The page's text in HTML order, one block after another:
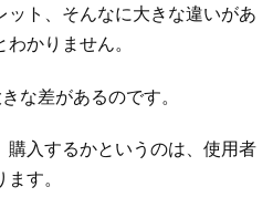
ト、そんなに大きな違いがあ
かりません。
な差があるのです。
購入するかというのは、使用者
す。